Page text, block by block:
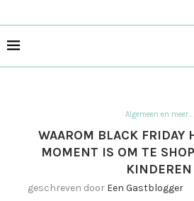
Algemeen en meer...
WAAROM BLACK FRIDAY
MOMENT IS OM TE
KINDEREN
geschreven door Een Gastblogger